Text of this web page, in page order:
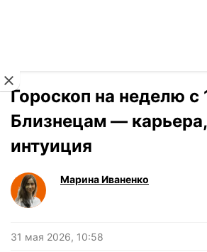
Гороскоп на неделю с
Близнецам —
интуиция
Марина Иваненко
31 мая 2026, 10:58